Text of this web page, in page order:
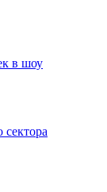
в шоу
сектора